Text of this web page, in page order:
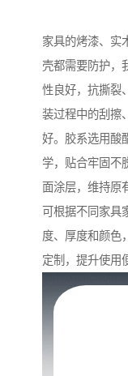
家具的烤漆、实
壳都需要防护，
性良好，抗撕裂
装过程中的刮擦
好。胶系选用酸
学，贴合牢固不
面涂层，维持原
可根据不同家具
度、厚度和颜色
定制，提升使用